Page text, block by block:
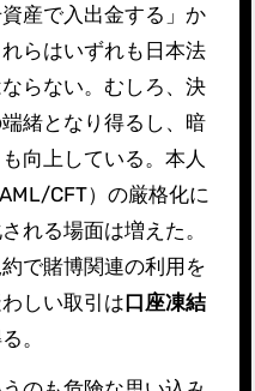
産で入出金する」か
らはいずれも日本法
らない。むしろ、決
緒となり得るし、暗
向上している。本人
CFT）の厳格化に
れる場面は増えた。
で賭博関連の利用を
しい取引は口座凍結
。